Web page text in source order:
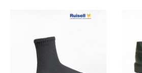
precios:
hasta